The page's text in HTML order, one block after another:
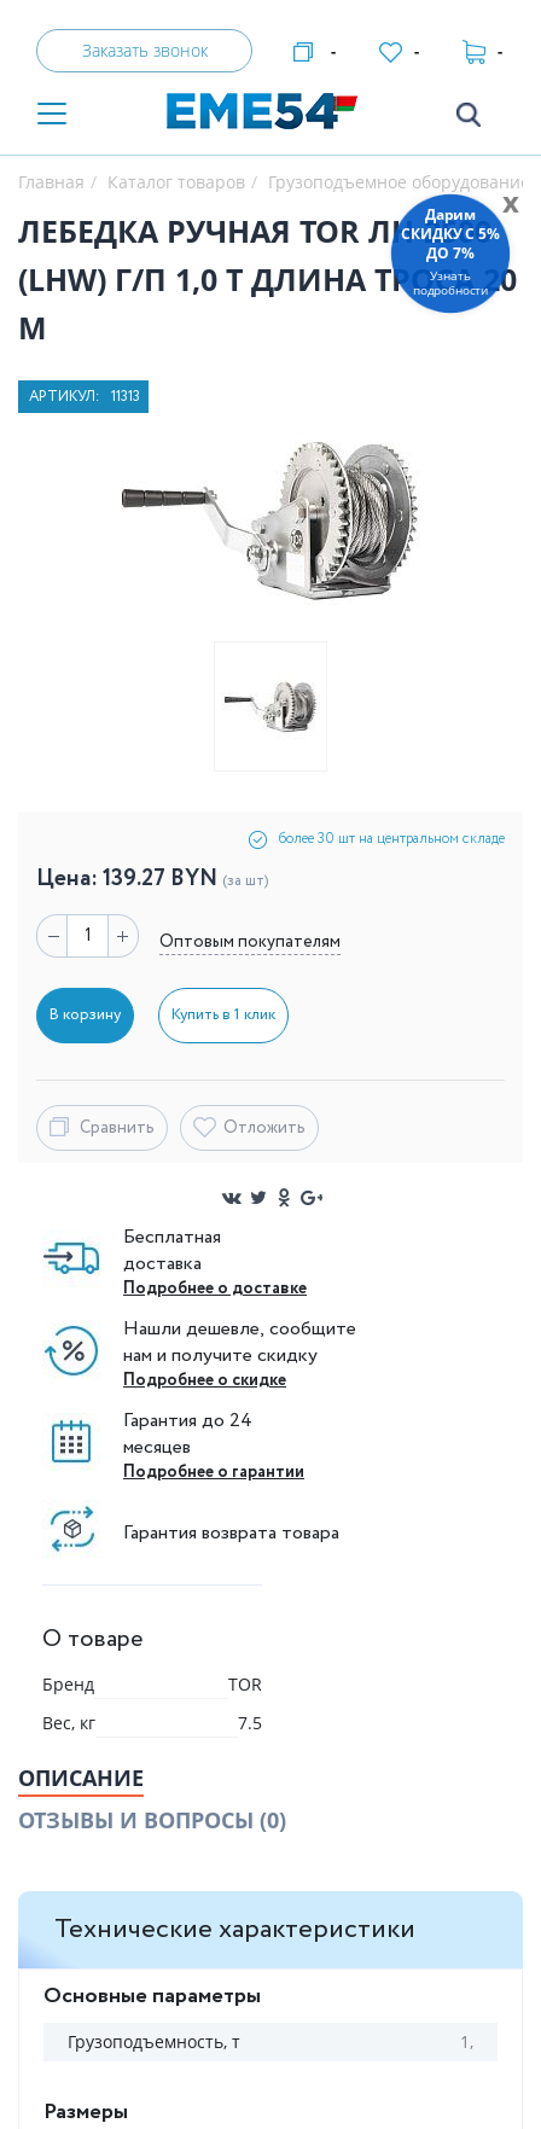
Заказать звонок - - -
Главная Каталог товаров Грузоподъемное оборудование
ЛЕБЕДКА РУЧНАЯ TOR ЛН-2500
(LHW) Г/П 1,0 Т ДЛИНА ТРОСА 20
М
АРТИКУЛ: 11313
более 30 шт на центральном складе
Цена:139.27 BYN (за шт)
Оптовым покупателям
В корзину Купить в 1 клик
Сравнить Отложить
Бесплатная
доставка
Подробнее о доставке
Нашли дешевле, сообщите
нам и получите скидку
Подробнее о скидке
Гарантия до 24
месяцев
Подробнее о гарантии
Гарантия возврата товара
О товаре
Бренд
TOR
Вес, кг
7.5
ОПИСАНИЕ
ОТЗЫВЫ И ВОПРОСЫ (0)
Технические характеристики
Основные параметры
Грузоподъемность, т 1,
Размеры
x
Дарим
СКИДКУ C 5%
ДО 7%
Узнать
подробности